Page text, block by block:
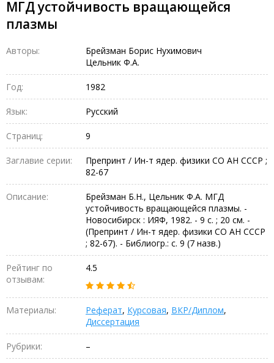
МГД устойчивость вращающейся
плазмы
Авторы:
Брейзман Борис Нухимович
Цельник Ф.А.
Год: 1982
Язык: Русский
Страниц: 9
Заглавие серии:
Препринт / Ин-т ядер. физики СО АН СССР ;
82-67
Описание:
Брейзман Б.Н., Цельник Ф.А. МГД
устойчивость вращающейся плазмы. -
Новосибирск : ИЯФ, 1982. - 9 с. ; 20 см. -
(Препринт / Ин-т ядер. физики СО АН СССР
; 82-67). - Библиогр.: с. 9 (7 назв.)
Рейтинг по
отзывам:
4.5
Материалы: Реферат, Курсовая, ВКР/Диплом,
Диссертация
Рубрики: –